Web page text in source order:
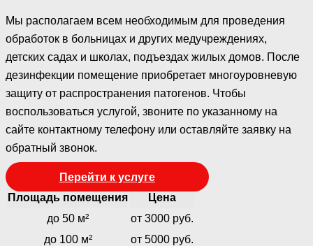
Мы располагаем всем необходимым для проведения
обработок в больницах и других медучреждениях,
детских садах и школах, подъездах жилых домов. После
дезинфекции помещение приобретает многоуровневую
защиту от распространения патогенов. Чтобы
воспользоваться услугой, звоните по указанному на
сайте контактному телефону или оставляйте заявку на
обратный звонок.
Перейти к услуге
Площадь помещения
Цена
до 50 м²
от 3000 руб.
до 100 м²
от 5000 руб.